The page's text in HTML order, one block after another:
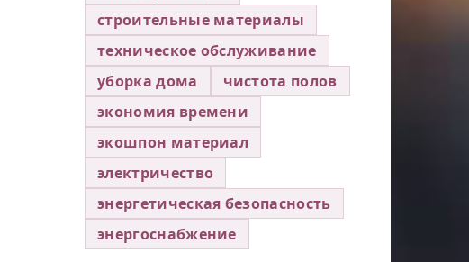
строительные материалы
техническое обслуживание
уборка дома
чистота полов
экономия времени
экошпон материал
электричество
энергетическая безопасность
энергоснабжение